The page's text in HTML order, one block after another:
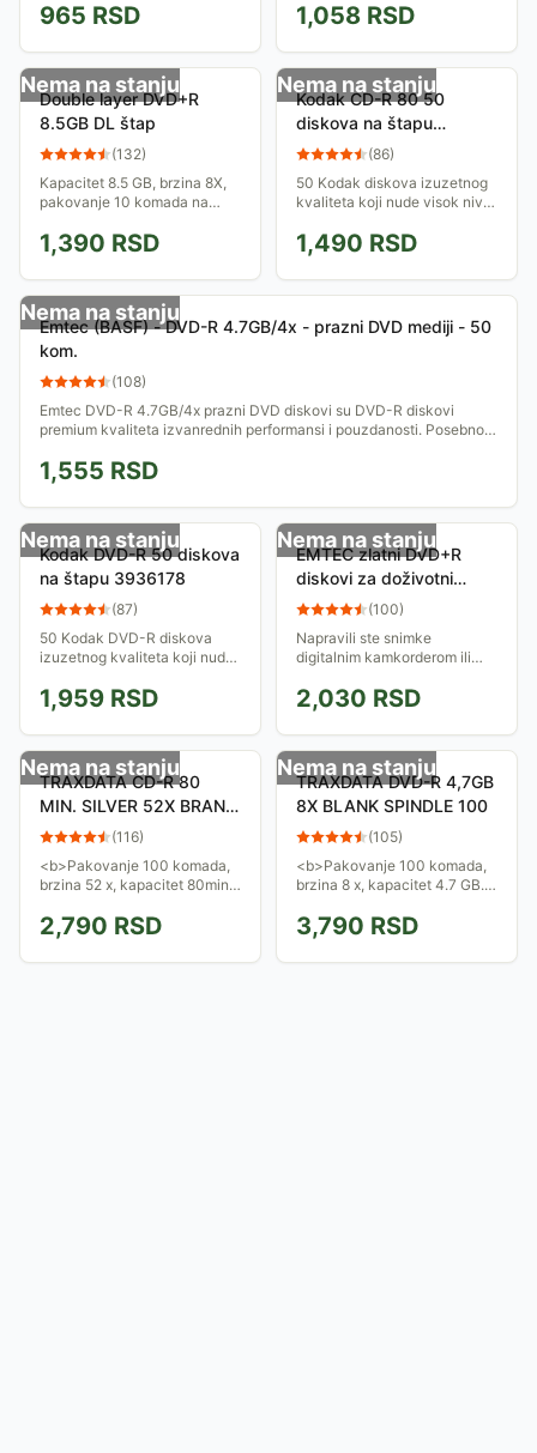
ili želite da sačuvate važne
sigurno...
965 RSD 1,058 RSD
Nema na stanju
Double layer DVD+R
8.5GB DL štap
(132)
Kapacitet 8.5 GB, brzina 8X,
pakovanje 10 komada na
1,390 RSD
Nema na stanju
Kodak CD-R 80 50
diskova na štapu
3936174 (86)
50 Kodak diskova izuzetnog
kvaliteta koji nude visok nivo
podataka. Kapacitet: po
700MB.
1,490 RSD
Nema na stanju
Emtec (BASF) - DVD-R 4.7GB/4x - prazni DVD mediji - 50
kom.
(108)
Emtec DVD-R 4.7GB/4x prazni DVD diskovi su DVD-R diskovi
premium kvaliteta izvanrednih performansi i pouzdanosti. Posebno
1,555 RSD
Nema na stanju
Kodak DVD-R 50 diskova
na štapu 3936178
(87)
50 Kodak DVD-R diskova
izuzetnog kvaliteta koji nude
snimanja podataka. Kapacitet
4.7Gb.
1,959 RSD
Nema na stanju
EMTEC zlatni DVD+R
diskovi za doživotni
backUp digitalnih video
računara
(100)
Napravili ste snimke
digitalnim kamkorderom ili
porodične proslave, ili želite
da sačuvate važne podatke
sa svog računara...
2,030 RSD
Nema na stanju
TRAXDATA CD-R 80
MIN. SILVER 52X BRAND
CAKE 100
(116)
<b>Pakovanje 100 komada,
brzina 52 x, kapacitet 80min /
2,790 RSD
Nema na stanju
TRAXDATA DVD-R 4,7GB
8X BLANK SPINDLE 100
(105)
<b>Pakovanje 100 komada,
brzina 8 x, kapacitet 4.7 GB.
3,790 RSD